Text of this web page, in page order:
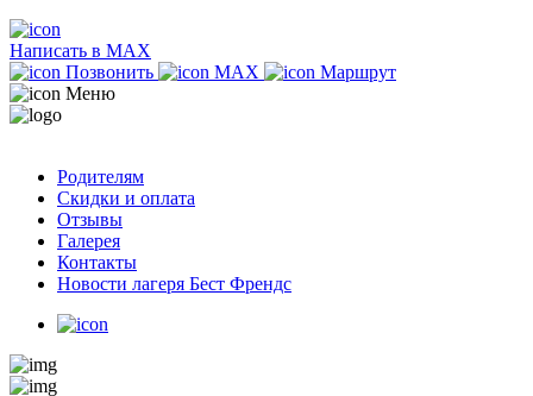
Написать в MAX
Позвонить
MAX
Маршрут
Меню
Родителям
Скидки и оплата
Отзывы
Галерея
Контакты
Новости лагеря Бест Френдс